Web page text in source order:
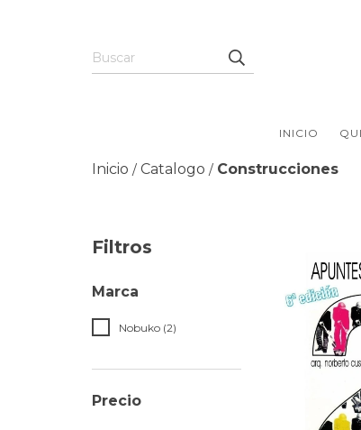
INICIO
Inicio / Catalogo / Construcciones
Filtros
Marca
Nobuko (2)
Precio